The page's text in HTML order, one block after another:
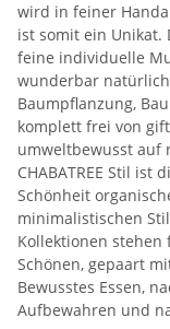
wird in feiner
ist somit ein Unikat.
feine individuelle
wunderbar
Baumpflanzung,
komplett frei von
umweltbewusst auf
CHABATREE Stil
Schönheit
minimalistischen Stil
Kollektionen
Schönen, gepaart
Bewusstes Essen,
Aufbewahren und